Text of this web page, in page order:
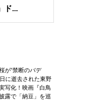
ド...
が“禁断のバデ
に逝去された東野
写化！映画『白鳥
露で「納豆」を巡